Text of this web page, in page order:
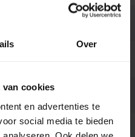
Over
van cookies
en advertenties te
social media te bieden
Ook delen we